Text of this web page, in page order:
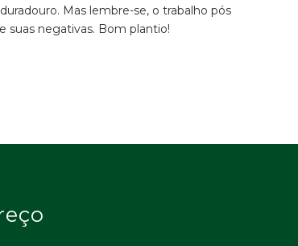
Mas lembre-se, o trabalho pós
suas negativas. Bom plantio!